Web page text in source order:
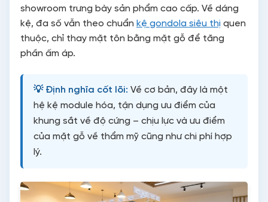
showroom trưng bày sản phẩm cao cấp. Về dáng
kệ, đa số vẫn theo chuẩn kệ gondola siêu thị quen
thuộc, chỉ thay mặt tôn bằng mặt gỗ để tăng
phần ấm áp.
💡 Định nghĩa cốt lõi: Về cơ bản, đây là một
hệ kệ module hóa, tận dụng ưu điểm của
khung sắt về độ cứng – chịu lực và ưu điểm
của mặt gỗ về thẩm mỹ cũng như chi phí hợp
lý.